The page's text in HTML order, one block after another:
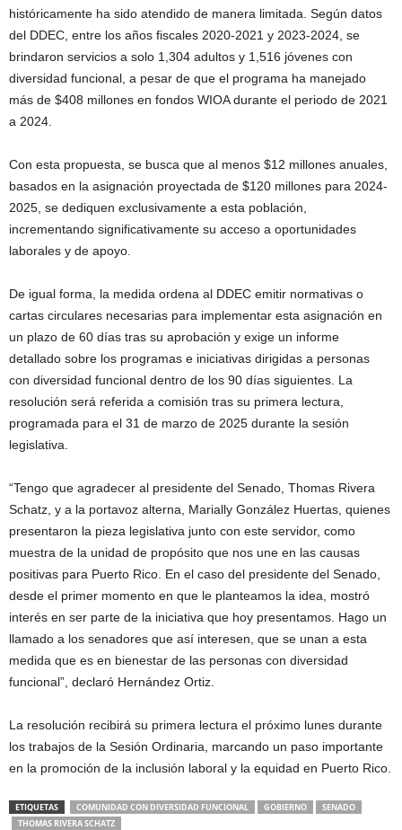
históricamente ha sido atendido de manera limitada. Según datos
del DDEC, entre los años fiscales 2020-2021 y 2023-2024, se
brindaron servicios a solo 1,304 adultos y 1,516 jóvenes con
diversidad funcional, a pesar de que el programa ha manejado
más de $408 millones en fondos WIOA durante el periodo de 2021
a 2024.
Con esta propuesta, se busca que al menos $12 millones anuales,
basados en la asignación proyectada de $120 millones para 2024-
2025, se dediquen exclusivamente a esta población,
incrementando significativamente su acceso a oportunidades
laborales y de apoyo.
De igual forma, la medida ordena al DDEC emitir normativas o
cartas circulares necesarias para implementar esta asignación en
un plazo de 60 días tras su aprobación y exige un informe
detallado sobre los programas e iniciativas dirigidas a personas
con diversidad funcional dentro de los 90 días siguientes. La
resolución será referida a comisión tras su primera lectura,
programada para el 31 de marzo de 2025 durante la sesión
legislativa.
“Tengo que agradecer al presidente del Senado, Thomas Rivera
Schatz, y a la portavoz alterna, Marially González Huertas, quienes
presentaron la pieza legislativa junto con este servidor, como
muestra de la unidad de propósito que nos une en las causas
positivas para Puerto Rico. En el caso del presidente del Senado,
desde el primer momento en que le planteamos la idea, mostró
interés en ser parte de la iniciativa que hoy presentamos. Hago un
llamado a los senadores que así interesen, que se unan a esta
medida que es en bienestar de las personas con diversidad
funcional”, declaró Hernández Ortiz.
La resolución recibirá su primera lectura el próximo lunes durante
los trabajos de la Sesión Ordinaria, marcando un paso importante
en la promoción de la inclusión laboral y la equidad en Puerto Rico.
ETIQUETAS COMUNIDAD CON DIVERSIDAD FUNCIONAL GOBIERNO
SENADO
THOMAS RIVERA SCHATZ